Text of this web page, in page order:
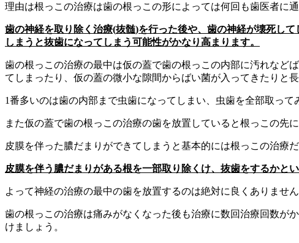
理由は根っこの治療は歯の根っこの形によっては何回も歯医者に
歯の神経を取り除く治療(抜髄)を行った後や、歯の神経が壊死し
しまうと抜歯になってしまう可能性がかなり高まります。
歯の根っこの治療の最中は仮の蓋で歯の根っこの内部に汚れなど
てしまったり、仮の蓋の微小な隙間からばい菌が入ってきたりと
1番多いのは歯の内部まで虫歯になってしまい、虫歯を全部取っ
また仮の蓋で歯の根っこの治療の歯を放置していると根っこの先
皮膜を伴った膿だまりができてしまうと基本的には根っこの治療だ
皮膜を伴う膿だまりがある根を一部取り除くけ、抜歯をするかと
よって神経の治療の最中の歯を放置するのは絶対に良くありません
歯の根っこの治療は痛みがなくなった後も治療に数回治療回数が
けましょう。